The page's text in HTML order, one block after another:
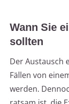
Wann Sie
sollten
Der Austausch
Fällen von
werden.